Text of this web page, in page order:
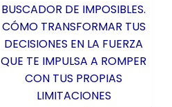
BUSCADOR DE IMPOSIBLES.
CÓMO TRANSFORMAR TUS
DECISIONES EN LA FUERZA
QUE TE IMPULSA A ROMPER
CON TUS PROPIAS
LIMITACIONES